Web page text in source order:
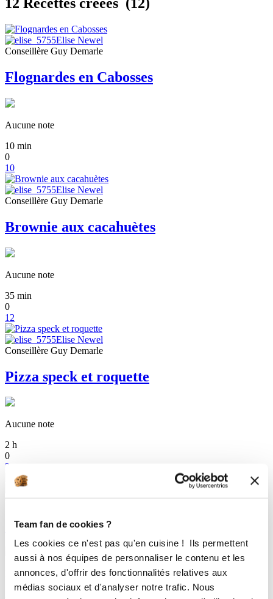
Team fan de cookies ?
Les cookies ce n'est pas qu'en cuisine ! Ils permettent
aussi à nos équipes de personnaliser le contenu et les
annonces, d'offrir des fonctionnalités relatives aux
médias sociaux et d'analyser notre trafic. Nous
Elise Newel
Conseillère Guy Demarle
Flognardes en Cabosses
Aucune note
10 min
0
10
Elise Newel
Conseillère Guy Demarle
Brownie aux cacahuètes
Aucune note
35 min
0
12
Elise Newel
Conseillère Guy Demarle
Pizza speck et roquette
Aucune note
2 h
0
3
2 Brioches
Délicieux